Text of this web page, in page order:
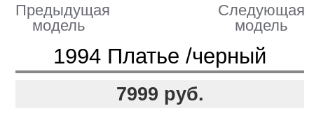
Предыдущая
модель
Следующая
модель
1994 Платье /черный
7999 руб.